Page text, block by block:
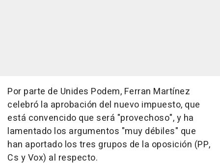
Por parte de Unides Podem, Ferran Martínez
celebró la aprobación del nuevo impuesto, que
está convencido que será "provechoso", y ha
lamentado los argumentos "muy débiles" que
han aportado los tres grupos de la oposición (PP,
Cs y Vox) al respecto.